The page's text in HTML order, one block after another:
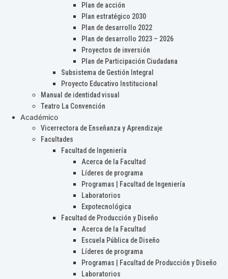
Plan de acción
Plan estratégico 2030
Plan de desarrollo 2022
Plan de desarrollo 2023 – 2026
Proyectos de inversión
Plan de Participación Ciudadana
Subsistema de Gestión Integral
Proyecto Educativo Institucional
Manual de identidad visual
Teatro La Convención
Académico
Vicerrectora de Enseñanza y Aprendizaje
Facultades
Facultad de Ingeniería
Acerca de la Facultad
Líderes de programa
Programas | Facultad de Ingeniería
Laboratorios
Expotecnológica
Facultad de Producción y Diseño
Acerca de la Facultad
Escuela Pública de Diseño
Líderes de programa
Programas | Facultad de Producción y Diseño
Laboratorios